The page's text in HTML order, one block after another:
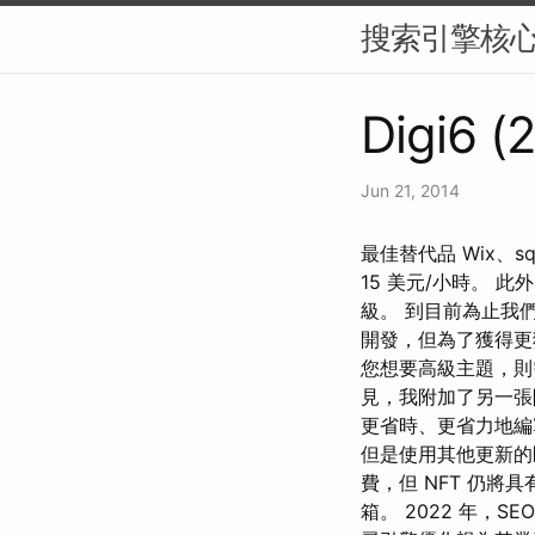
搜索引擎核
Digi6
Jun 21, 2014
最佳替代品 Wix、
15 美元/小時。 此
級。 到目前為止我
開發，但為了獲得
您想要高級主題，
見，我附加了另一
更省時、更省力地
但是使用其他更新
費，但 NFT 仍將具
箱。 2022 年，